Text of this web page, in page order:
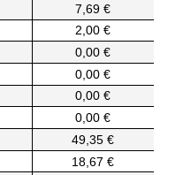
7,69 €
2,00 €
0,00 €
0,00 €
0,00 €
0,00 €
49,35 €
18,67 €